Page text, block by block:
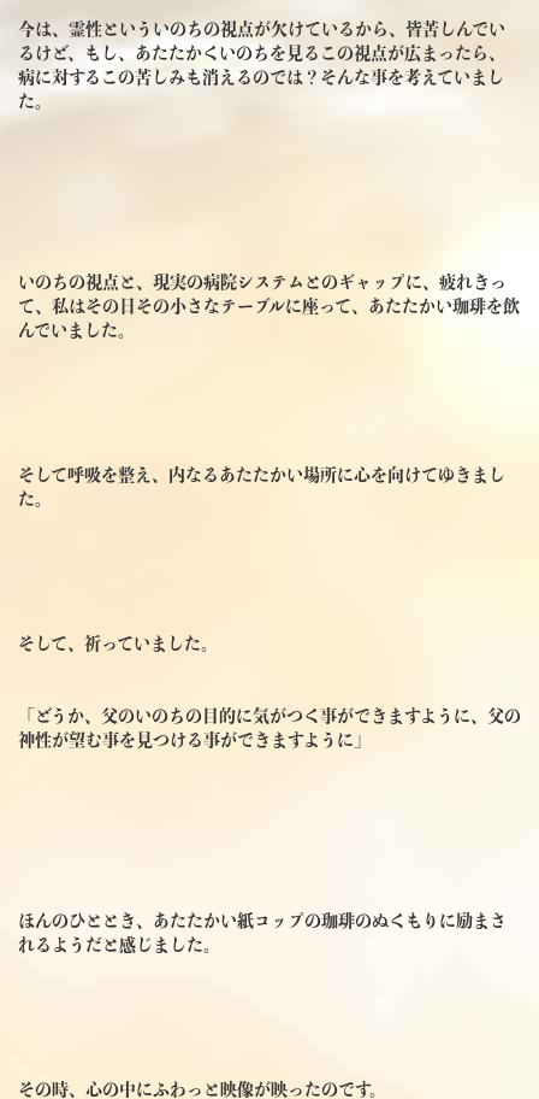
今は、霊性といういのちの視点が欠けているから、皆苦しんでい
るけど、もし、あたたかくいのちを見るこの視点が広まったら、
病に対するこの苦しみも消えるのでは？そんな事を考えていまし
た。
いのちの視点と、現実の病院システムとのギャップに、疲れきっ
て、私はその日その小さなテーブルに座って、あたたかい珈琲を飲
んでいました。
そして呼吸を整え、内なるあたたかい場所に心を向けてゆきまし
た。
そして、祈っていました。
「どうか、父のいのちの目的に気がつく事ができますように、父の
神性が望む事を見つける事ができますように」
ほんのひととき、あたたかい紙コップの珈琲のぬくもりに励まさ
れるようだと感じました。
その時、心の中にふわっと映像が映ったのです。